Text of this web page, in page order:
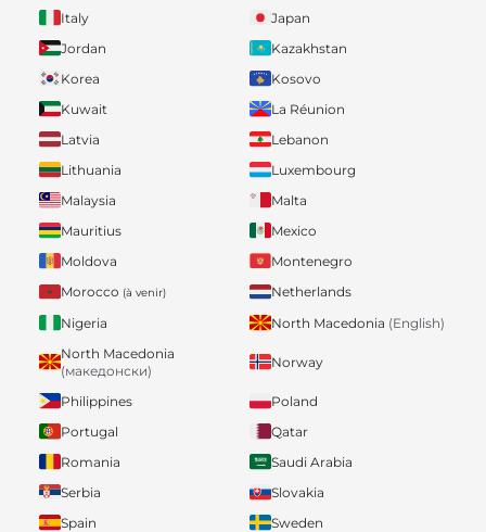
Italy
Japan
Jordan
Kazakhstan
Korea
Kosovo
Kuwait
La Réunion
Latvia
Lebanon
Lithuania
Luxembourg
Malaysia
Malta
Mauritius
Mexico
Moldova
Montenegro
Morocco (à venir)
Netherlands
Nigeria
North Macedonia (English)
North Macedonia
(македонски)
Norway
Philippines
Poland
Portugal
Qatar
Romania
Saudi Arabia
Serbia
Slovakia
Spain
Sweden